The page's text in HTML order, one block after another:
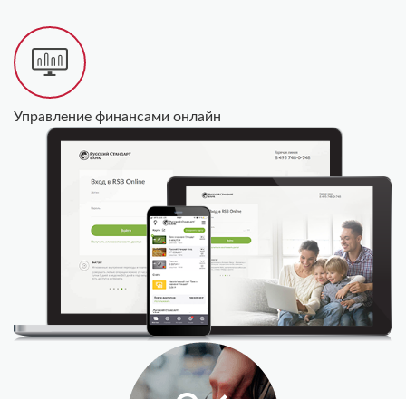
Управление финансами онлайн